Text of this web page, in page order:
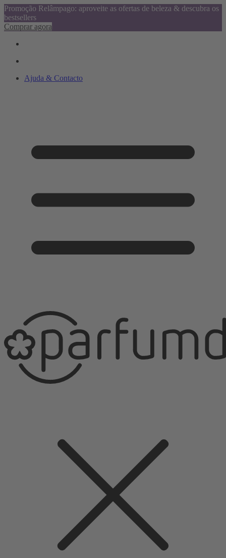
Promoção Relâmpago: aproveite as ofertas de beleza & descubra os
bestsellers
Comprar agora
Ajuda & Contacto